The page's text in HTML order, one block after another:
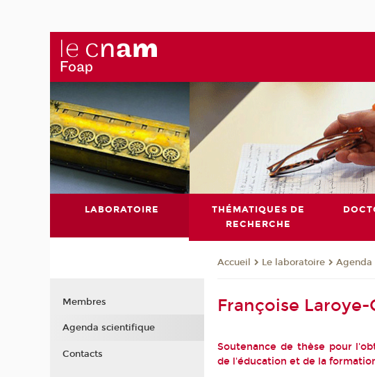
LABORATOIRE
THÉMATIQUES DE
RECHERCHE
Accueil Le laboratoire
Françoise Laroye-
Soutenance de thèse pour
de l'éducation et de la
Membres
Agenda scientifique
Contacts